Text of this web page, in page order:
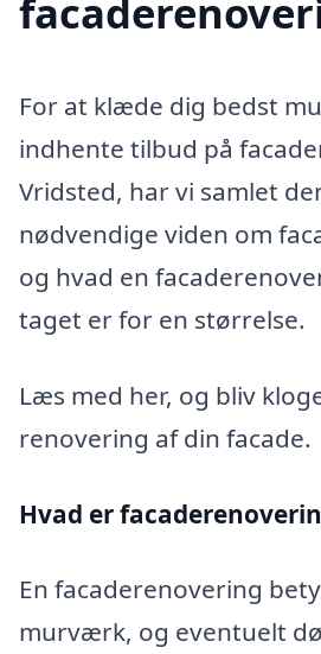
For at klæde dig bedst
indhente tilbud på
Vridsted, har vi samlet
nødvendige viden om
og hvad en
taget er for en størrelse.
Læs med her, og bliv
renovering af din facade.
Hvad er
En facaderenovering
murværk, og eventuelt